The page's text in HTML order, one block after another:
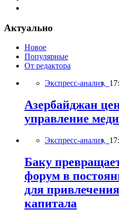
Актуально
Новое
Популярные
От редактора
Экспресс-анализ,
Азербайджан
управление
Экспресс-анализ,
Баку
форум в
для
капитала